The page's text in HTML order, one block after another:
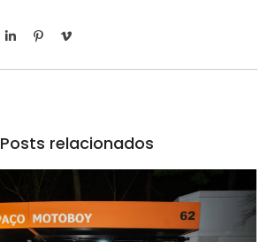
Posts relacionados